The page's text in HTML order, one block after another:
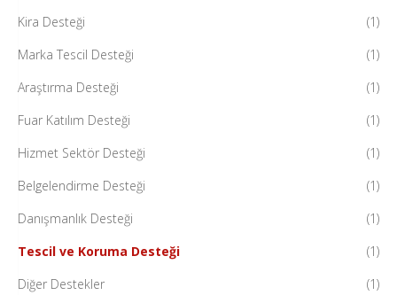
Kira Desteği
(1)
Marka Tescil Desteği
(1)
Araştırma Desteği
(1)
Fuar Katılım Desteği
(1)
Hizmet Sektör Desteği
(1)
Belgelendirme Desteği
(1)
Danışmanlık Desteği
(1)
Tescil ve Koruma Desteği
(1)
Diğer Destekler
(1)